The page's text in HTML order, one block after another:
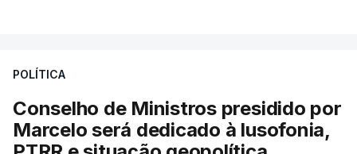
Da sua experiência no terreno, é destacada a
Forças Nacionais Destacadas, como
comandante do 2.º Batalhão Mecanizado, da
POLÍTICA
Conselho de Ministros presidido por
Marcelo será dedicado à lusofonia,